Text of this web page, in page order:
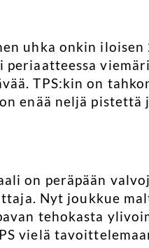
uhka onkin
periaatteessa
TPS:kin on
enää neljä pistettä
on peräpään
Nyt joukkue
tehokasta
vielä